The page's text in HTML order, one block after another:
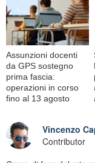
Assunzioni docenti
da GPS sostegno
prima fascia:
operazioni in corso
fino al 13 agosto
Vincenzo
Contributor